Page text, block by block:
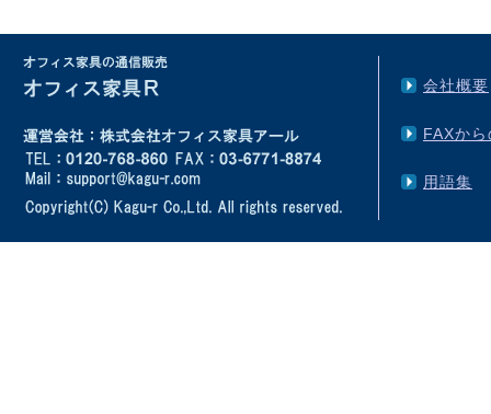
会社概要
FAXか
用語集